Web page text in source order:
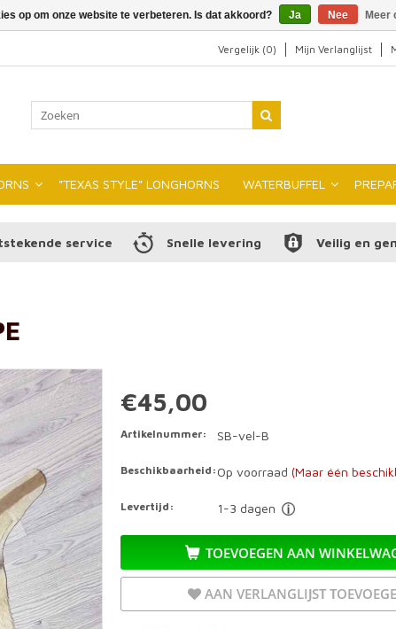
Vergelijk (0) Mijn Verlanglijst
"TEXAS STYLE" LONGHORNS WATERBUFFEL
service Snelle levering Veilig en
€45,00
Artikelnummer: SB-vel-B
Beschikbaarheid: Op voorraad (Maar één
Levertijd: 1-3 dagen
TOEVOEGEN AAN
AAN VERLANGLIJST
op om onze website te verbeteren. Is dat akkoord? Ja Nee Meer